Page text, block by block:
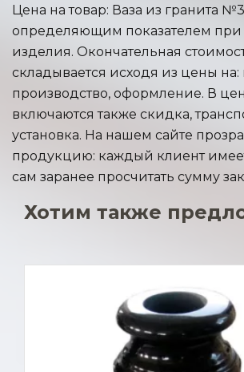
Цена на товар: Ваза из гранита
определяющим показателем при
изделия. Окончательная
складывается исходя из цены на:
производство, оформление. В
включаются также скидка,
установка. На нашем сайте
продукцию: каждый клиент
сам заранее просчитать сумму
Хотим также